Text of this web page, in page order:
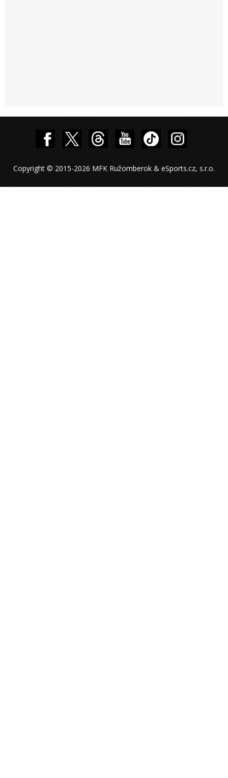
Copyright © 2015-2026 MFK Ružomberok & eSports.cz, s.r.o.